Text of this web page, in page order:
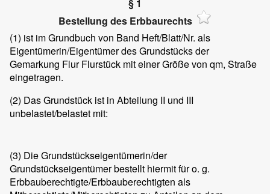
§ 1
Bestellung des Erbbaurechts
(1) ist im Grundbuch von Band Heft/Blatt/Nr. als
Eigentümerin/Eigentümer des Grundstücks der
Gemarkung FlurFlurstück mit einer Größe von qm, Straße
eingetragen.
(2) Das Grundstück ist in Abteilung II und III
unbelastet/belastet mit:
(3) Die Grundstückseigentümerin/der
Grundstückseigentümer bestellt hiermit für o. g.
Erbbauberechtigte/Erbbauberechtigten als